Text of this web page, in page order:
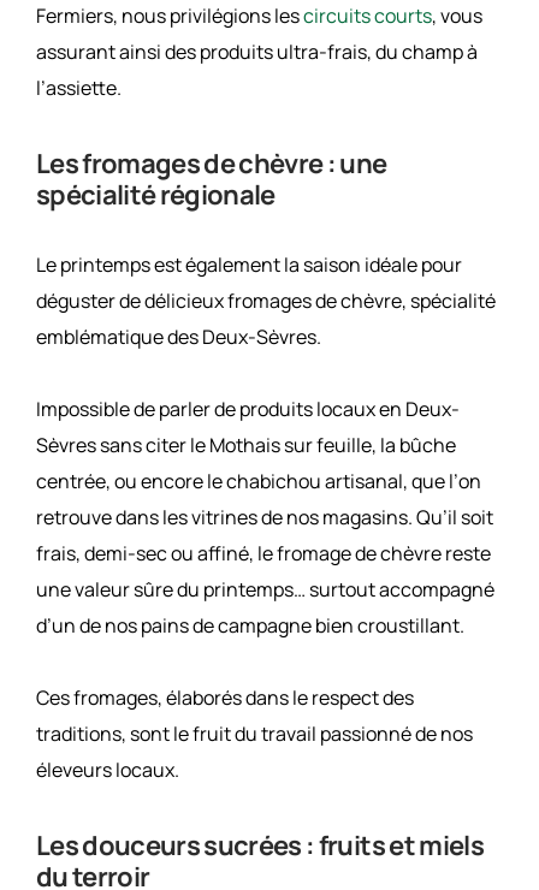
Fermiers, nous privilégions lescircuits courts, vous
assurant ainsi des produits ultra-frais, du champ à
l’assiette.
Les fromages de chèvre : une
spécialité régionale
Le printemps est également la saison idéale pour
déguster de délicieux fromages de chèvre, spécialité
emblématique des Deux-Sèvres.
Impossible de parler de produits locaux en Deux-
Sèvres sans citer le Mothais sur feuille, la bûche
centrée, ou encore le chabichou artisanal, que l’on
retrouve dans les vitrines de nos magasins. Qu’il soit
frais, demi-sec ou affiné, le fromage de chèvre reste
une valeur sûre du printemps… surtout accompagné
d’un de nos pains de campagne bien croustillant.
Ces fromages, élaborés dans le respect des
traditions, sont le fruit du travail passionné de nos
éleveurs locaux.
Les douceurs sucrées : fruits et miels
du terroir